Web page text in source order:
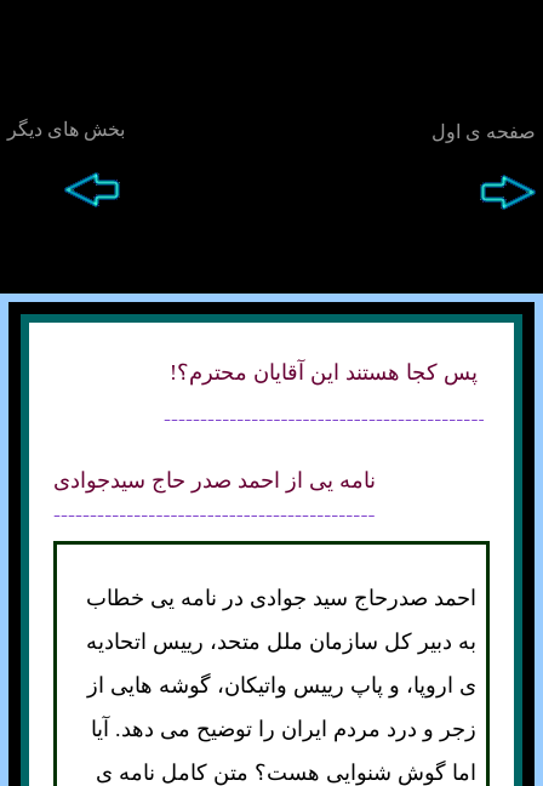
بخش های ديگر صفحه ی اول
پس کجا هستند اين آقايان محترم؟!
نامه يی از احمد صدر حاج سيدجوادی
احمد صدرحاج سيد جوادی در نامه يی خطاب
به دبير كل سازمان ملل متحد، رييس اتحادیه
ی اروپا، و پاپ رييس واتيکان، گوشه هايی از
زجر و درد مردم ايران را توضيح می دهد. آيا
اما گوش شنوايی هست؟ متن کامل نامه ی